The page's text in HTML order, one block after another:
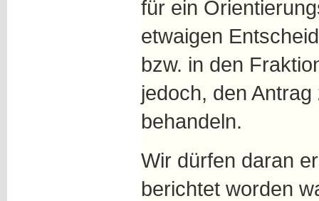
für ein
etwaigen
bzw. in den
jedoch, den
behandeln.
Wir dürfen daran
berichtet worden